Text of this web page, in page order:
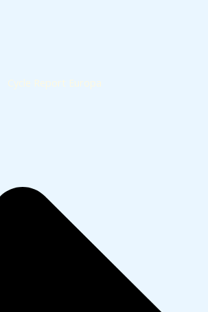
Cycle Report Europa